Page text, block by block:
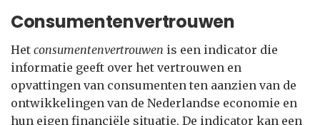
Consumentenvertrouwen
Het consumentenvertrouwen is een indicator die
informatie geeft over het vertrouwen en
opvattingen van consumenten ten aanzien van de
ontwikkelingen van de Nederlandse economie en
hun eigen financiële situatie. De indicator kan een